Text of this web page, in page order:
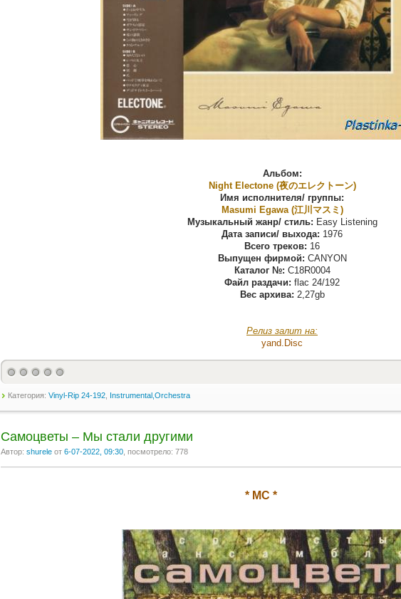
Альбом:
Night Electone (夜のエレクトーン)
Имя исполнителя/ группы:
Masumi Egawa (江川マスミ)
Музыкальный жанр/ стиль: Easy Listening
Дата записи/ выхода: 1976
Всего треков: 16
Выпущен фирмой: CANYON
Каталог №: C18R0004
Файл раздачи: flac 24/192
Вес архива: 2,27gb
Релиз залит на:
yand.Disс
Категория: Vinyl-Rip 24-192, Instrumental,Orchestra
Самоцветы ‎– Мы стали другими
Автор: shurele от 6-07-2022, 09:30 , посмотрело: 778
* MC *